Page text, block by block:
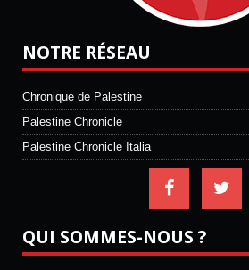
NOTRE RÉSEAU
Chronique de Palestine
Palestine Chronicle
Palestine Chronicle Italia
QUI SOMMES-NOUS ?